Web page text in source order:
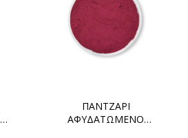
ΠΑΝΤΖΑΡΙ
ΑΦΥΔΑΤΩΜΕΝΟ